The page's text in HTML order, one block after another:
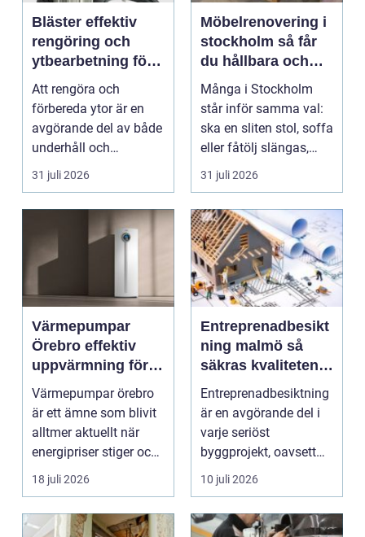
Bläster effektiv
rengöring och
ytbearbetning för
proffs och
hantverkare
Att rengöra och
förbereda ytor är en
avgörande del av både
underhåll och
renovering. Färg, rost,
smu...
31 juli 2026
Möbelrenovering i
stockholm så får
du hållbara och
vackra möbler
Många i Stockholm
står inför samma val:
ska en sliten stol, soffa
eller fåtölj slängas,
säljas billi...
31 juli 2026
Värmepumpar
Örebro effektiv
uppvärmning för
hus och
fastigheter
Värmepumpar örebro
är ett ämne som blivit
alltmer aktuellt när
energipriser stiger och
fler vill sän...
18 juli 2026
Entreprenadbesikt
ning malmö så
säkras kvaliteten i
byggprojekt
Entreprenadbesiktning
är en avgörande del i
varje seriöst
byggprojekt, oavsett
om det handlar om en
10 juli 2026